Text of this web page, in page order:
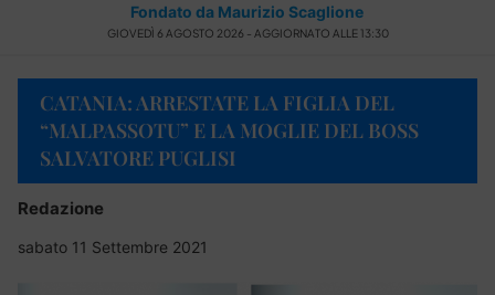
Fondato da Maurizio Scaglione
GIOVEDÌ 6 AGOSTO 2026 - AGGIORNATO ALLE 13:30
CATANIA: ARRESTATE LA FIGLIA DEL
“MALPASSOTU” E LA MOGLIE DEL BOSS
SALVATORE PUGLISI
Redazione
sabato 11 Settembre 2021